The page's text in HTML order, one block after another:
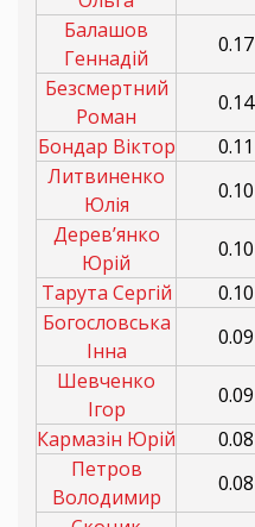
Балашов
Геннадій
0.17
Безсмертний
Роман
0.14
Бондар Віктор
0.11
Литвиненко
Юлія
0.10
Дерев’янко
Юрій
0.10
Тарута Сергій
0.10
Богословська
Інна
0.09
Шевченко
Ігор
0.09
Кармазін Юрій
0.08
Петров
Володимир
0.08